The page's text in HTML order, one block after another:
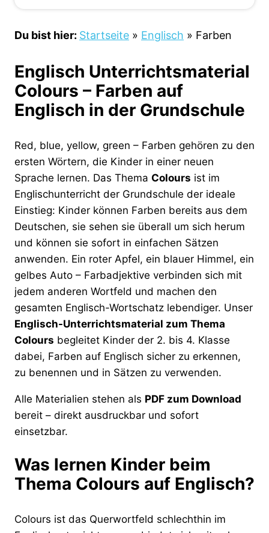
Du bist hier: Startseite » Englisch » Farben
Englisch Unterrichtsmaterial
Colours – Farben auf
Englisch in der Grundschule
Red, blue, yellow, green – Farben gehören zu den
ersten Wörtern, die Kinder in einer neuen
Sprache lernen. Das Thema Colours ist im
Englischunterricht der Grundschule der ideale
Einstieg: Kinder können Farben bereits aus dem
Deutschen, sie sehen sie überall um sich herum
und können sie sofort in einfachen Sätzen
anwenden. Ein roter Apfel, ein blauer Himmel, ein
gelbes Auto – Farbadjektive verbinden sich mit
jedem anderen Wortfeld und machen den
gesamten Englisch-Wortschatz lebendiger. Unser
Englisch-Unterrichtsmaterial zum Thema
Colours begleitet Kinder der 2. bis 4. Klasse
dabei, Farben auf Englisch sicher zu erkennen,
zu benennen und in Sätzen zu verwenden.
Alle Materialien stehen als PDF zum Download
bereit – direkt ausdruckbar und sofort
einsetzbar.
Was lernen Kinder beim
Thema Colours auf Englisch?
Colours ist das Querwortfeld schlechthin im